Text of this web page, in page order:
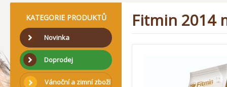
KATEGORIE PRODUKTŮ
Novinka
Doprodej
Vánoční a zimní zboží
Fitmin 2014